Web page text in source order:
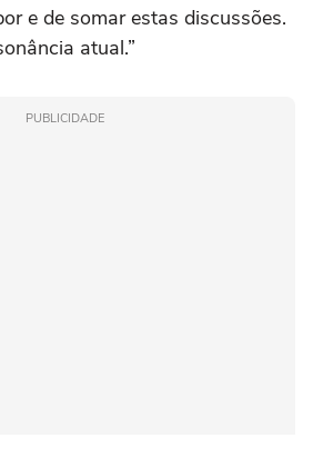
e de somar estas discussões.
atual.”
PUBLICIDADE